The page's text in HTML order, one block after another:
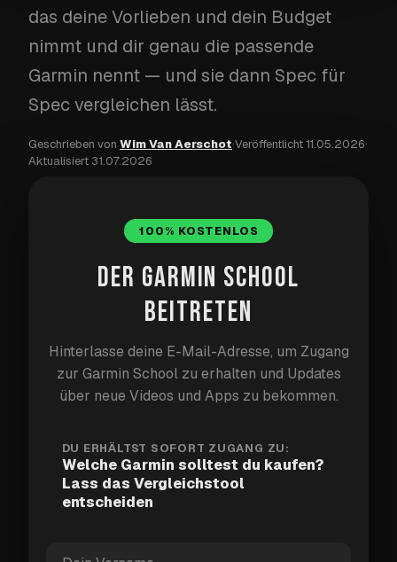
das deine Vorlieben und dein Budget
nimmt und dir genau die passende
Garmin nennt — und sie dann Spec für
Spec vergleichen lässt.
Geschrieben von Wim Van Aerschot·Veröffentlicht 11.05.2026·
Aktualisiert 31.07.2026
TAG 61: WELCHEN GARMIN SOLLTEST DU
Hast du dich jemals gefragt, welchen Garmin du dir
zulegen solltest? Sie haben so viele verschiedene
Als jemand, der in den letzten fünf Jahren
verschiedene Garmin-Uhren getestet hat, weiß ich
genau, was von jedem Modell zu erwarten ist.
100% KOSTENLOS
DER GARMIN SCHOOL
BEITRETEN
Hinterlasse deine E-Mail-Adresse, um Zugang
zur Garmin School zu erhalten und Updates
über neue Videos und Apps zu bekommen.
DU ERHÄLTST SOFORT ZUGANG ZU:
Welche Garmin solltest du kaufen?
Lass das Vergleichstool
entscheiden